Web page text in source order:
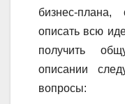
бизнес-
описать всю
получить
описании
вопросы: